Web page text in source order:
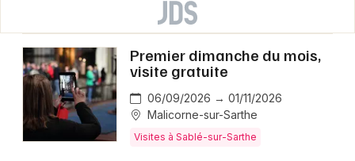
Premier dimanche du mois,
visite gratuite
06/09/2026 → 01/11/2026
Malicorne-sur-Sarthe
Visites à Sablé-sur-Sarthe